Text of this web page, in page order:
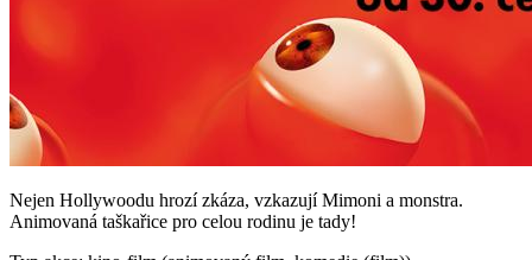
Nejen Hollywoodu hrozí zkáza, vzkazují Mimoni a monstra.
Animovaná taškařice pro celou rodinu je tady!